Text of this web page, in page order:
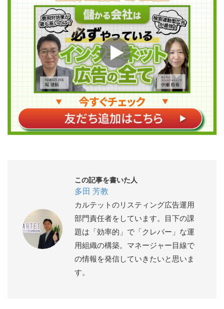
この記事を書いた人
多田 芳教
カルテットのリスティング広告運用
部門責任者をしています。目下の課
題は「効率的」で「クレバー」な運
用組織の構築。マネージャー目線で
の情報を発信していきたいと思いま
す。